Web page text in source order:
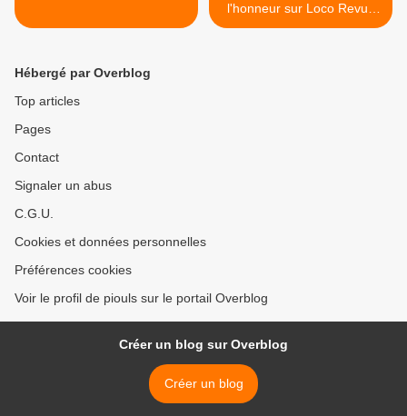
l'honneur sur Loco Revue
N° 900 >
Hébergé par Overblog
Top articles
Pages
Contact
Signaler un abus
C.G.U.
Cookies et données personnelles
Préférences cookies
Voir le profil de piouls sur le portail Overblog
Créer un blog sur Overblog
Créer un blog